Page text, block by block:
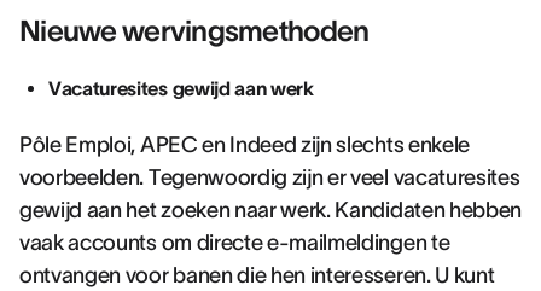
Nieuwe wervingsmethoden
Vacaturesites gewijd aan werk
Pôle Emploi, APEC en Indeed zijn slechts enkele
voorbeelden. Tegenwoordig zijn er veel vacaturesites
gewijd aan het zoeken naar werk. Kandidaten hebben
vaak accounts om directe e-mailmeldingen te
ontvangen voor banen die hen interesseren. U kunt